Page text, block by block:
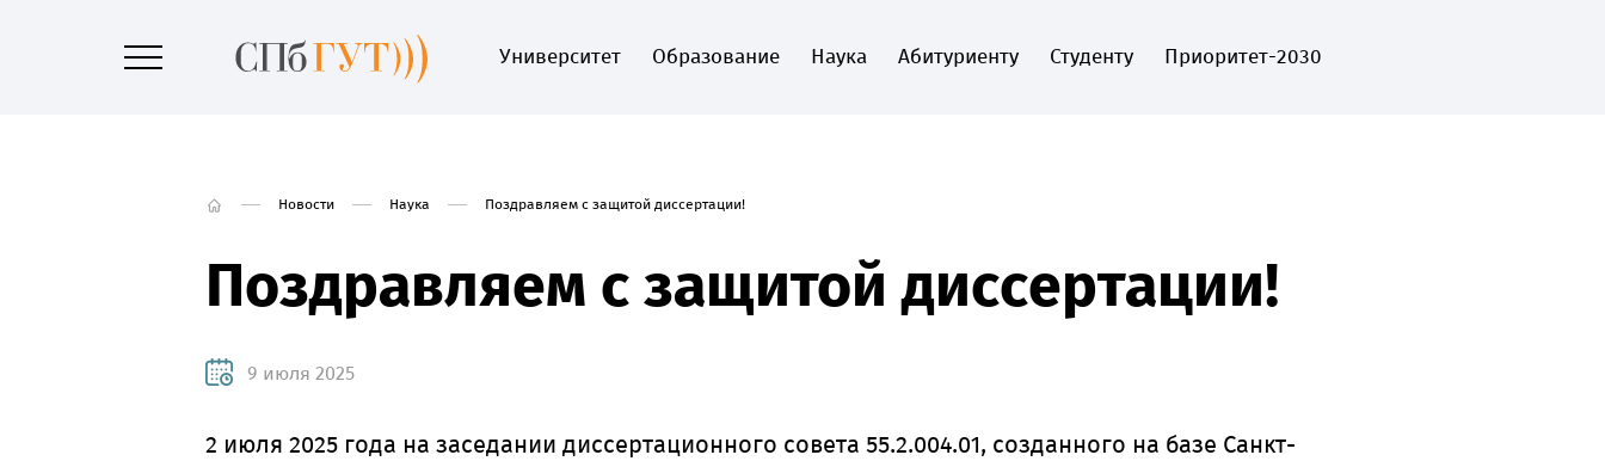
Университет Образование Наука Абитуриенту Студенту Приоритет-2030
Новости Наука Поздравляем с защитой диссертации!
Поздравляем с защитой диссертации!
9 июля 2025
2 июля 2025 года на заседании диссертационного совета 55.2.004.01, созданного на базе Санкт-